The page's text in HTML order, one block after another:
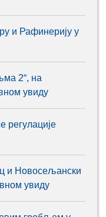
и Рафинерију у
2“, на
увиду
регулације
и Новосељански
увиду